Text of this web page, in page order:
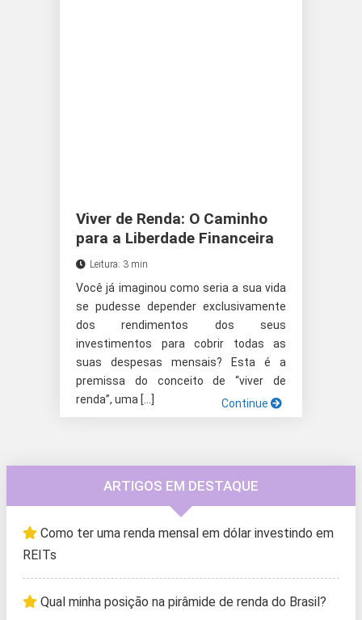
Viver de Renda: O Caminho
para a Liberdade Financeira
Leitura: 3 min
Você já imaginou como seria a sua vida
se pudesse depender exclusivamente
dos rendimentos dos seus
investimentos para cobrir todas as
suas despesas mensais? Esta é a
premissa do conceito de “viver de
renda”, uma […]
Continue
ARTIGOS EM DESTAQUE
Como ter uma renda mensal em dólar investindo em
REITs
Qual minha posição na pirâmide de renda do Brasil?